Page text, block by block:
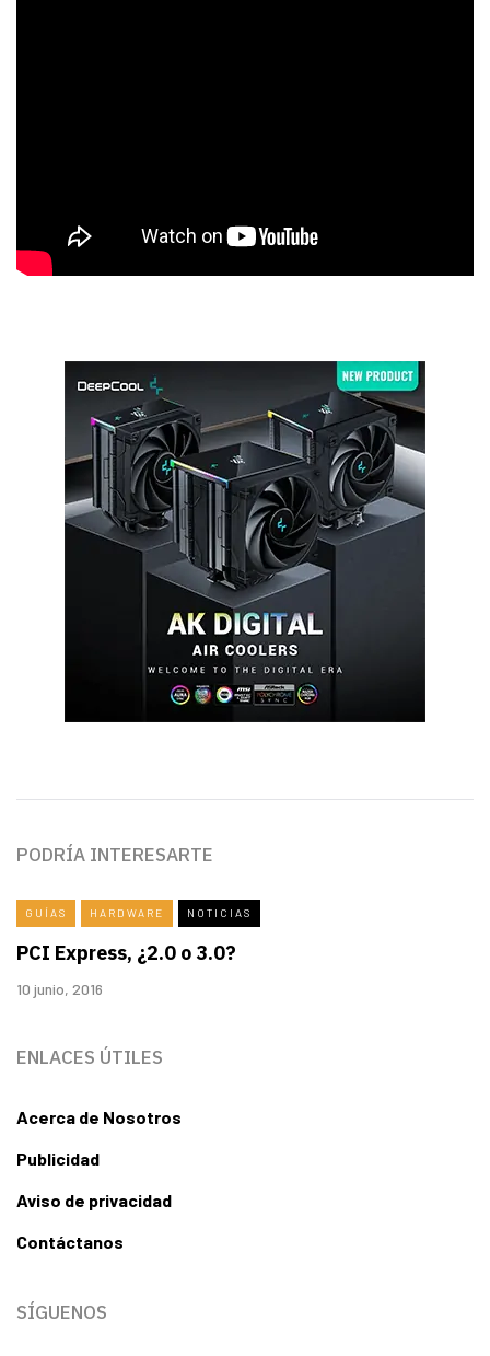
PODRÍA INTERESARTE
GUÍAS HARDWARE NOTICIAS
PCI Express, ¿2.0 o 3.0?
10 junio, 2016
ENLACES ÚTILES
Acerca de Nosotros
Publicidad
Aviso de privacidad
Contáctanos
SÍGUENOS